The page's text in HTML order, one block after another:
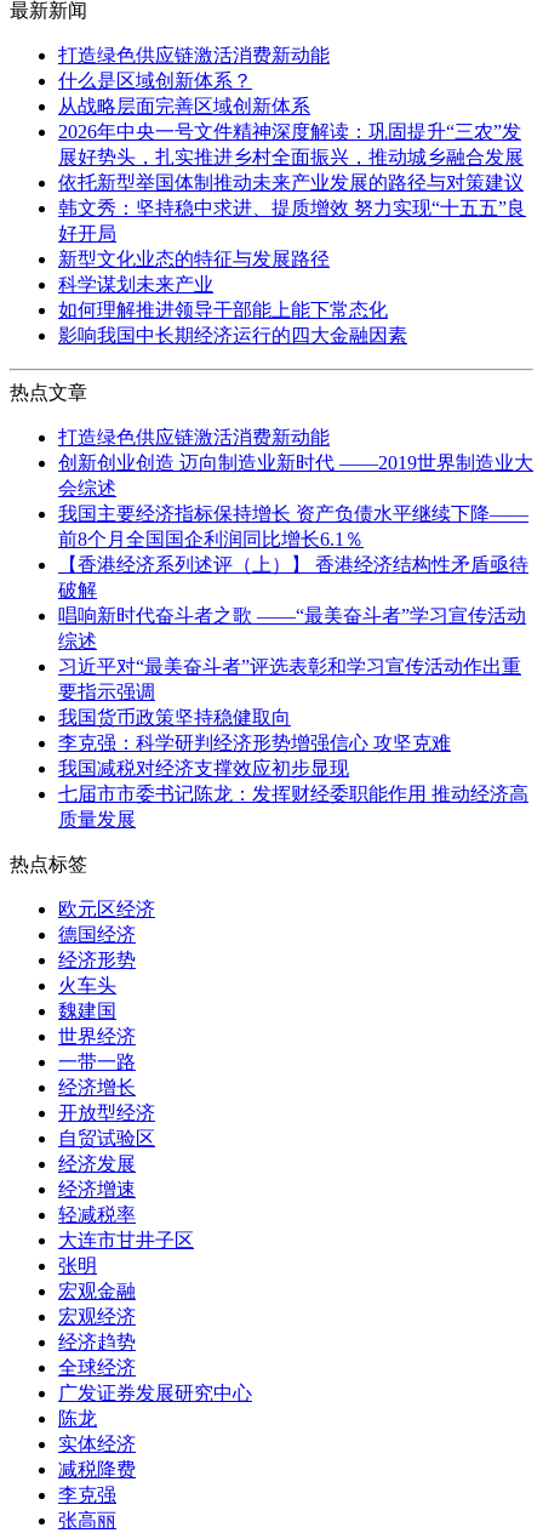
最新新闻
打造绿色供应链激活消费新动能
什么是区域创新体系？
从战略层面完善区域创新体系
2026年中央一号文件精神深度解读：巩固提升“三农”发
展好势头，扎实推进乡村全面振兴，推动城乡融合发展
依托新型举国体制推动未来产业发展的路径与对策建议
韩文秀：坚持稳中求进、提质增效 努力实现“十五五”良
好开局
新型文化业态的特征与发展路径
科学谋划未来产业
如何理解推进领导干部能上能下常态化
影响我国中长期经济运行的四大金融因素
热点文章
打造绿色供应链激活消费新动能
创新创业创造 迈向制造业新时代 ——2019世界制造业大
会综述
我国主要经济指标保持增长 资产负债水平继续下降——
前8个月全国国企利润同比增长6.1％
【香港经济系列述评（上）】 香港经济结构性矛盾亟待
破解
唱响新时代奋斗者之歌 ——“最美奋斗者”学习宣传活动
综述
习近平对“最美奋斗者”评选表彰和学习宣传活动作出重
要指示强调
我国货币政策坚持稳健取向
李克强：科学研判经济形势增强信心 攻坚克难
我国减税对经济支撑效应初步显现
七届市市委书记陈龙：发挥财经委职能作用 推动经济高
质量发展
热点标签
欧元区经济
德国经济
经济形势
火车头
魏建国
世界经济
一带一路
经济增长
开放型经济
自贸试验区
经济发展
经济增速
轻减税率
大连市甘井子区
张明
宏观金融
宏观经济
经济趋势
全球经济
广发证券发展研究中心
陈龙
实体经济
减税降费
李克强
张高丽